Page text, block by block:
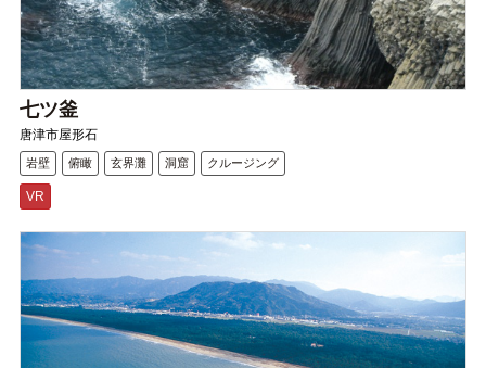
七ツ釜
唐津市屋形石
岩壁 俯瞰 玄界灘 洞窟 クルージング
VR